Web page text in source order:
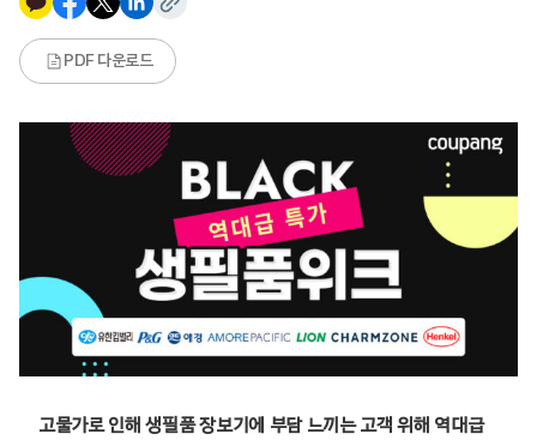
PDF 다운로드
고물가로 인해 생필품 장보기에 부담 느끼는 고객 위해 역대급